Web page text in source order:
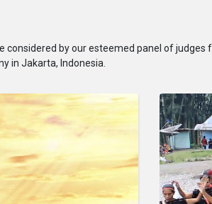
considered by our esteemed panel of judges
in Jakarta, Indonesia.